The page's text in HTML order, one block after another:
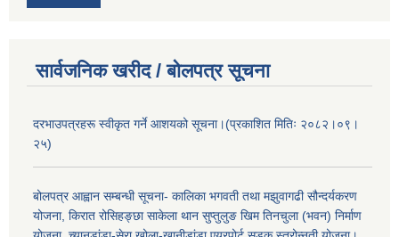
सार्वजनिक खरीद / बोलपत्र सूचना
दरभाउपत्रहरू स्वीकृत गर्ने आशयको सूचना।(प्रकाशित मितिः २०८२।०९।
२५)
बोलपत्र आह्वान सम्बन्धी सूचना- कालिका भगवती तथा मझुवागढी सौन्दर्यकरण
योजना, किरात रोसिहङ्छा साकेला थान सुप्तुलुङ खिम तिनचुला (भवन) निर्माण